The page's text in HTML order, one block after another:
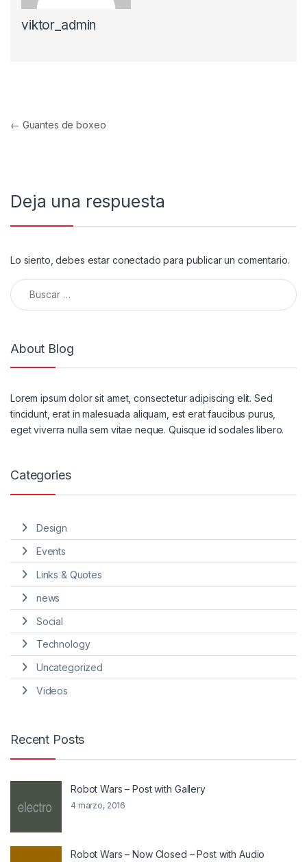
viktor_admin
Navegación de entradas
← Guantes de boxeo
Deja una respuesta
Lo siento, debes estar conectado para publicar un comentario.
Buscar:
About Blog
Lorem ipsum dolor sit amet, consectetur adipiscing elit. Sed
tincidunt, erat in malesuada aliquam, est erat faucibus purus,
eget viverra nulla sem vitae neque. Quisque id sodales libero.
Categories
Design
Events
Links & Quotes
news
Social
Technology
Uncategorized
Videos
Recent Posts
Robot Wars – Post with Gallery
4 marzo, 2016
Robot Wars – Now Closed – Post with Audio